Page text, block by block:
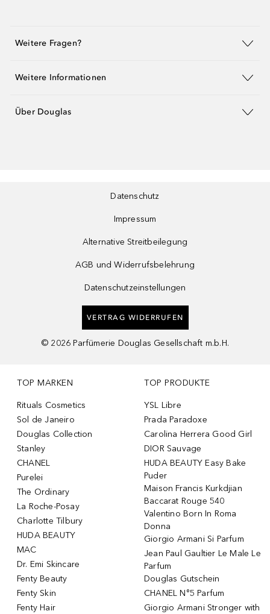
Weitere Fragen?
Weitere Informationen
Über Douglas
Datenschutz
Impressum
Alternative Streitbeilegung
AGB und Widerrufsbelehrung
Datenschutzeinstellungen
VERTRAG WIDERRUFEN
© 2026 Parfümerie Douglas Gesellschaft m.b.H.
TOP MARKEN
Rituals Cosmetics
Sol de Janeiro
Douglas Collection
Stanley
CHANEL
Purelei
The Ordinary
La Roche-Posay
Charlotte Tilbury
HUDA BEAUTY
MAC
Dr. Emi Skincare
Fenty Beauty
Fenty Skin
Fenty Hair
TOP PRODUKTE
YSL Libre
Prada Paradoxe
Carolina Herrera Good Girl
DIOR Sauvage
HUDA BEAUTY Easy Bake
Puder
Maison Francis Kurkdjian
Baccarat Rouge 540
Valentino Born In Roma
Donna
Giorgio Armani Si Parfum
Jean Paul Gaultier Le Male Le
Parfum
Douglas Gutschein
CHANEL N°5 Parfum
Giorgio Armani Stronger with